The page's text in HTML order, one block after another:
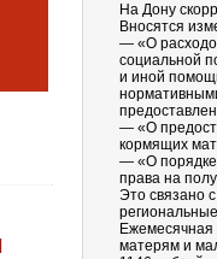
На Дону
Вносятся
— «О
социальной
и иной
— «О
кормящих
— «О порядке
права на
Это связано
матерям и